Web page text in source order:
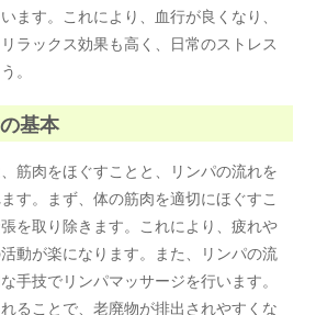
ます。これにより、血行が良くなり、
ラックス効果も高く、日常のストレス
。
基本
筋肉をほぐすことと、リンパの流れを
す。まず、体の筋肉を適切にほぐすこ
を取り除きます。これにより、疲れや
動が楽になります。また、リンパの流
手技でリンパマッサージを行います。
ることで、老廃物が排出されやすくな